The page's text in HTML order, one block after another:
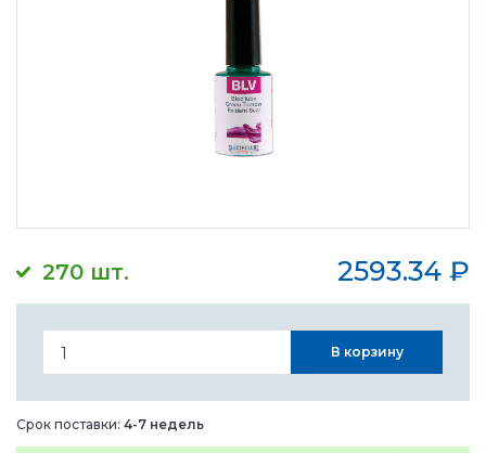
270 шт. 2593.34 ₽
В корзину
Срок поставки: 4-7 недель